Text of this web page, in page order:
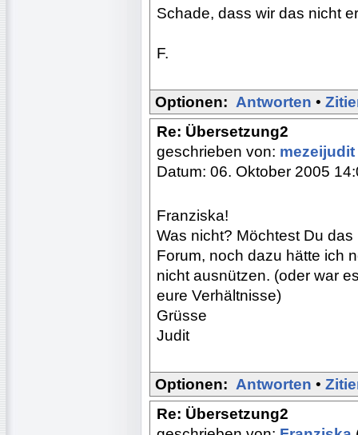
Schade, dass wir das nicht
F.
Optionen: Antworten •
Re: Übersetzung2
geschrieben von: mezeijudit
Datum: 06. Oktober 2005
Franziska!
Was nicht? Möchtest Du
Forum, noch dazu hätte ich
nicht ausnützen. (oder war
eure Verhältnisse)
Grüsse
Judit
Optionen: Antworten •
Re: Übersetzung2